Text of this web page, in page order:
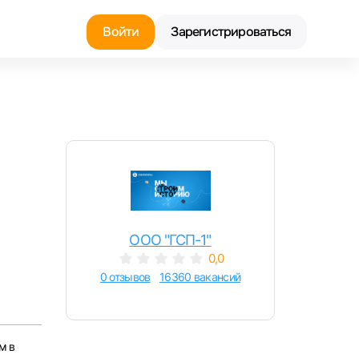
Войти Зарегистрироваться
в
ООО "ГСП-1"
0,0
0 отзывов 16360 вакансий